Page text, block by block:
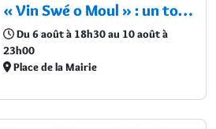
« Vin Swé o Moul » : un tournoi de basketball au cœur du Moule
Du 6 août à 18h30 au 10 août à
23h00
Place de la Mairie